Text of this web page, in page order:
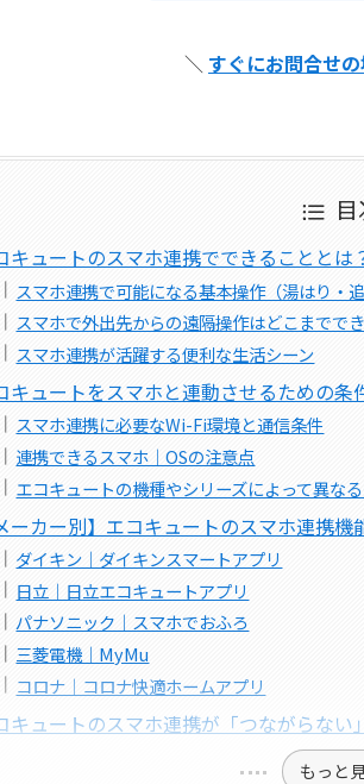
＼ すぐにお問合せ
キュートのスマホ連携でできることとは
スマホ連携で可能になる基本操作（湯はり・
スマホで外出先からの遠隔操作はどこまでで
スマホ連携が活躍する便利な生活シーン
キュートをスマホと連動させるための条
スマホ連携に必要なWi-Fi環境と通信条件
連携できるスマホ｜OSの注意点
エコキュートの機種やシリーズによって異な
ーカー別】エコキュートのスマホ連携機
ダイキン｜ダイキンスマートアプリ
日立｜日立エコキュートアプリ
パナソニック｜スマホでおふろ
三菱電機｜MyMu
コロナ｜コロナ快適ホームアプリ
キュートのスマホ連携が「つながらな
もっと